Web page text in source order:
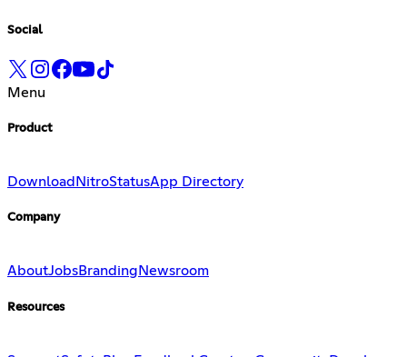
Social
Menu
Product
Download NitroStatusApp Directory
Company
AboutJobsBranding Newsroom
Resources